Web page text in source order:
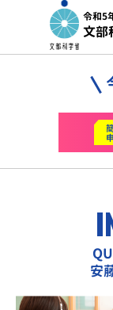
令和5
文部
安